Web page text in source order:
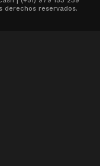
derechos reservados.